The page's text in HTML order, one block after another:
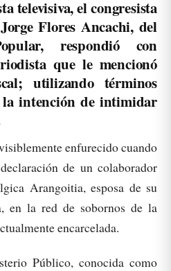
televisiva, el congresista
Flores Ancachi, del
respondió con
que le mencionó
utilizando términos
la intención de intimidar
enfurecido cuando
de un colaborador
Arangoitia, esposa de su
en la red de sobornos de la
encarcelada.
Público, conocida como